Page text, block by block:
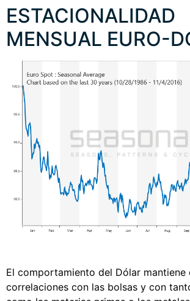
ESTACIONALIDAD
MENSUAL EURO-
El comportamiento del Dólar mantiene
correlaciones con las bolsas y con